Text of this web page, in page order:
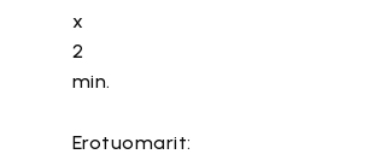
x
2
min.
Erotuomarit: